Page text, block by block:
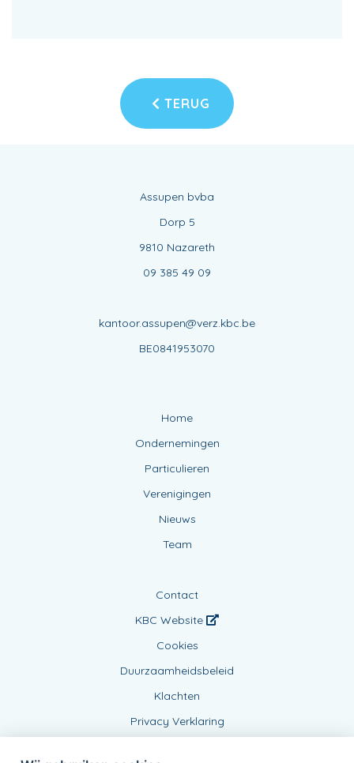
TERUG
Assupen bvba
Dorp 5
9810 Nazareth
09 385 49 09
kantoor.assupen@verz.kbc.be
BE0841953070
Home
Ondernemingen
Particulieren
Verenigingen
Nieuws
Team
Contact
KBC Website
Cookies
Duurzaamheidsbeleid
Klachten
Privacy Verklaring